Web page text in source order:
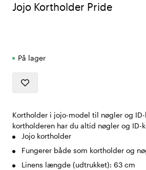
Jojo Kortholder Pride
På lager
Kortholder i jojo-model til nøgler og
kortholderen har du altid nøgler og ID-
Jojo kortholder
Fungerer både som kortholder og
Linens længde (udtrukket): 63 cm